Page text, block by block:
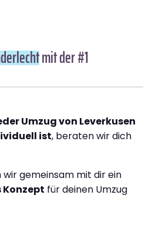
mit der #1
Umzug von Leverkusen
ist, beraten wir dich
gemeinsam mit dir ein
für deinen Umzug